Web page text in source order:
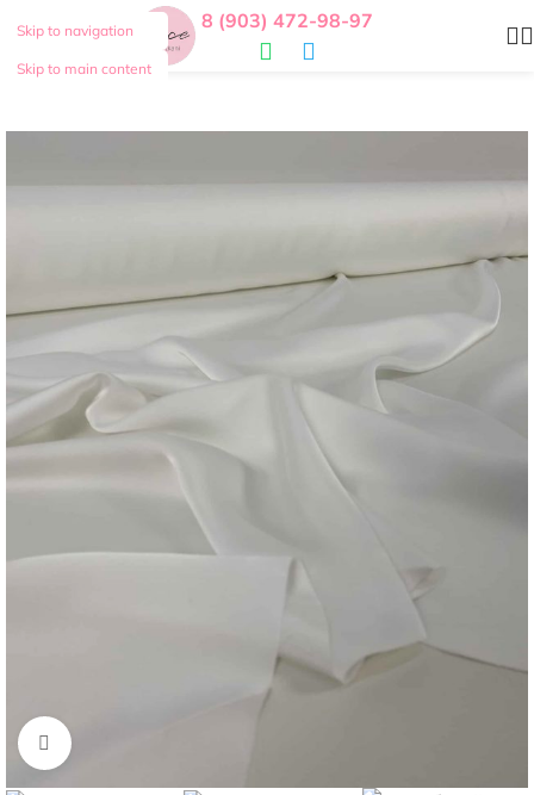
Skip to navigation
Skip to main content
8 (903) 472-98-97
Нажмите, чтобы увеличить